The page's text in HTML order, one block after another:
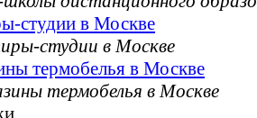
студии в Москве
термобелья в Москве